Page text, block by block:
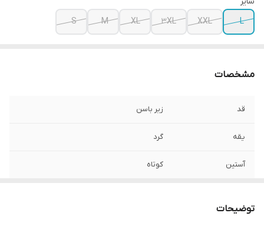
L
XXL
3XL
XL
M
S
مشخصات
قد زیر باسن
یقه گرد
آستین کوتاه
توضیحات